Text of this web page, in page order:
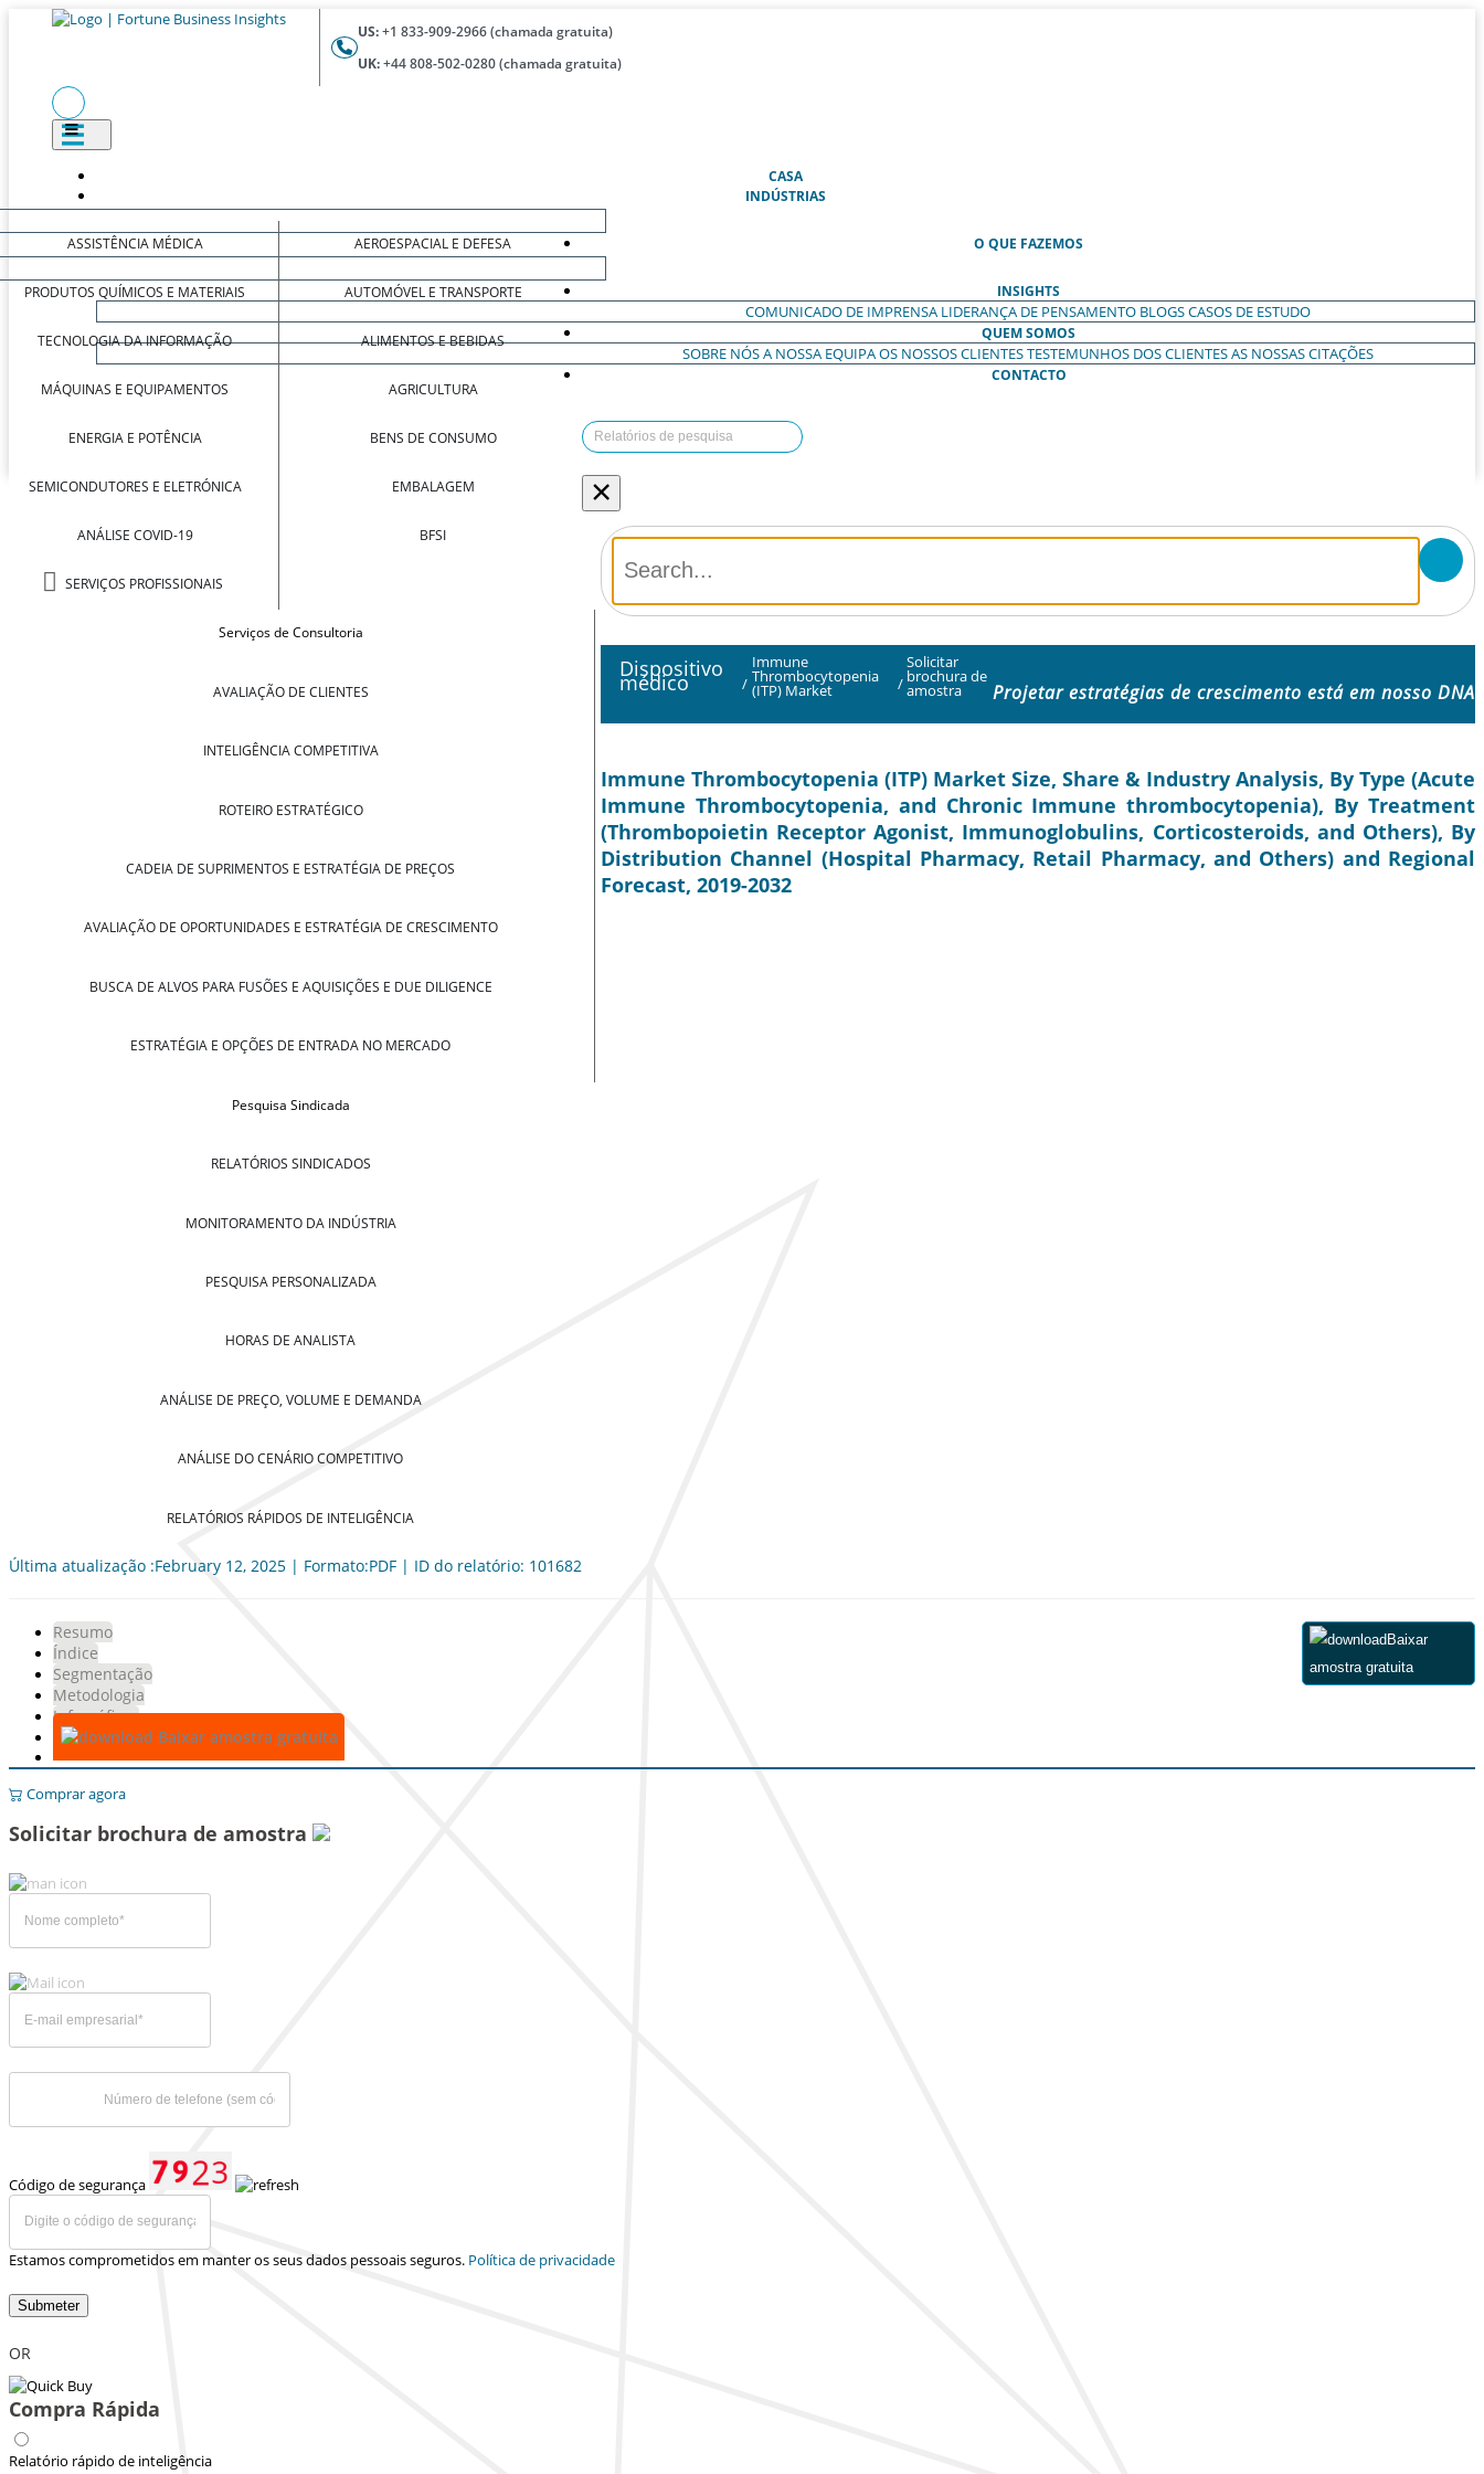
US:+1 833-909-2966 (chamada gratuita)
UK:+44 808-502-0280 (chamada gratuita)
CASA(ATUAL)
INDÚSTRIAS
ASSISTÊNCIA MÉDICA
PRODUTOS QUÍMICOS E MATERIAIS
TECNOLOGIA DA INFORMAÇÃO
MÁQUINAS E EQUIPAMENTOS
ENERGIA E POTÊNCIA
SEMICONDUTORES E ELETRÓNICA
ANÁLISE COVID-19
SERVIÇOS PROFISSIONAIS
AEROESPACIAL E DEFESA
AUTOMÓVEL E TRANSPORTE
ALIMENTOS E BEBIDAS
AGRICULTURA
BENS DE CONSUMO
EMBALAGEM
BFSI
O QUE FAZEMOS
Serviços de Consultoria
AVALIAÇÃO DE CLIENTES
INTELIGÊNCIA COMPETITIVA
ROTEIRO ESTRATÉGICO
CADEIA DE SUPRIMENTOS E ESTRATÉGIA DE PREÇOS
AVALIAÇÃO DE OPORTUNIDADES E ESTRATÉGIA DE CRESCIMENTO
BUSCA DE ALVOS PARA FUSÕES E AQUISIÇÕES E DUE DILIGENCE
ESTRATÉGIA E OPÇÕES DE ENTRADA NO MERCADO
Pesquisa Sindicada
RELATÓRIOS SINDICADOS
MONITORAMENTO DA INDÚSTRIA
PESQUISA PERSONALIZADA
HORAS DE ANALISTA
ANÁLISE DE PREÇO, VOLUME E DEMANDA
ANÁLISE DO CENÁRIO COMPETITIVO
RELATÓRIOS RÁPIDOS DE INTELIGÊNCIA
INSIGHTS
COMUNICADO DE IMPRENSA LIDERANÇA DE PENSAMENTO BLOGSCASOS DE ESTUDO
QUEM SOMOS
SOBRE NÓSA NOSSA EQUIPAOS NOSSOS CLIENTESTESTEMUNHOS DOS CLIENTESAS NOSSAS CITAÇÕES
CONTACTO
×
Dispositivo
médico /
Immune
Thrombocytopenia
(ITP) Market /
Solicitar
brochura de
amostra Projetar estratégias de crescimento está em nosso DNA
Immune Thrombocytopenia (ITP) Market Size, Share & Industry Analysis, By Type (Acute
Immune Thrombocytopenia, and Chronic Immune thrombocytopenia), By Treatment
(Thrombopoietin Receptor Agonist, Immunoglobulins, Corticosteroids, and Others), By
Distribution Channel (Hospital Pharmacy, Retail Pharmacy, and Others) and Regional
Forecast, 2019-2032
Última atualização :February 12, 2025 | Formato:PDF | ID do relatório: 101682
Resumo
Índice
Segmentação
Metodologia
Infográficos
Baixar amostra gratuita
Baixar
amostra gratuita
Comprar agora
Solicitar brochura de amostra
Código de segurança
Estamos comprometidos em manter os seus dados pessoais seguros. Política de privacidade
Submeter
OR
Compra Rápida
Relatório rápido de inteligência